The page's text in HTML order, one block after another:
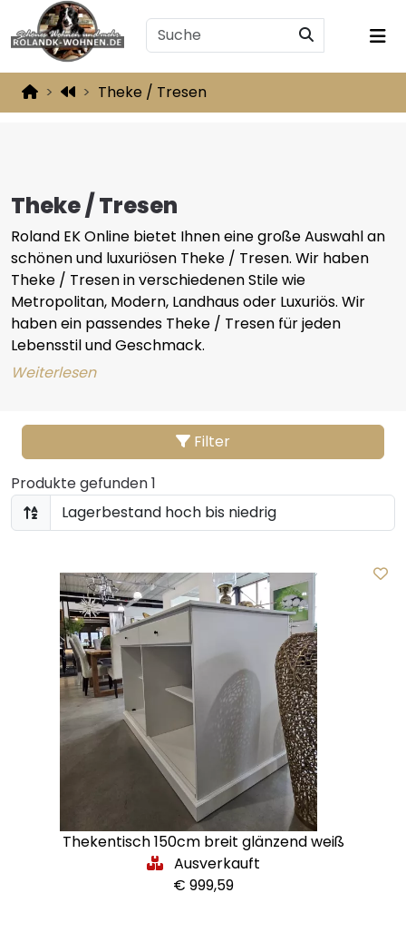
Theke / Tresen
Theke / Tresen
Roland EK Online bietet Ihnen eine große Auswahl an
schönen und luxuriösen Theke / Tresen. Wir haben
Theke / Tresen in verschiedenen Stile wie
Metropolitan, Modern, Landhaus oder Luxuriös. Wir
haben ein passendes Theke / Tresen für jeden
Lebensstil und Geschmack.
Weiterlesen
Filter
Produkte gefunden 1
Thekentisch 150cm breit glänzend weiß
Ausverkauft
€ 999,59